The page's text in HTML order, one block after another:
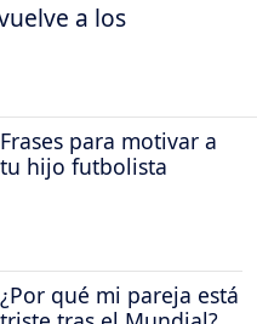
a los
Frases para motivar a
tu hijo futbolista
¿Por qué mi pareja está